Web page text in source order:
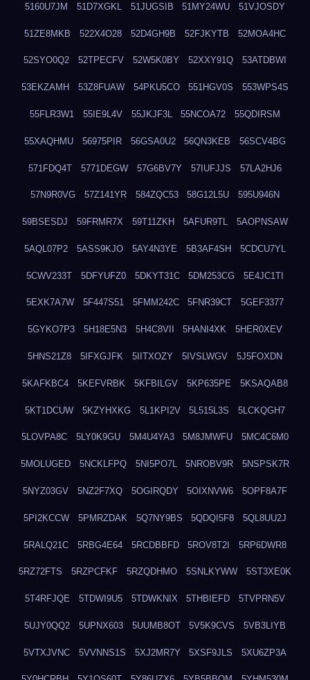
5160U7JM 51D7XGKL 51JUGSIB 51MY24WU 51VJOSDY
51ZE8MKB 522X4O28 52D4GH9B 52FJKYTB 52MOA4HC
52SYO0Q2 52TPECFV 52W5K0BY 52XXY91Q 53ATDBWI
53EKZAMH 53Z8FUAW 54PKU5CO 551HGV0S 553WPS4S
55FLR3W1 55IE9L4V 55JKJF3L 55NCOA72 55QDIRSM
55XAQHMU 56975PIR 56GSA0U2 56QN3KEB 56SCV4BG
571FDQ4T 5771DEGW 57G6BV7Y 57IUFJJS 57LA2HJ6
57N9R0VG 57Z141YR 584ZQC53 58G12L5U 595U946N
59BSESDJ 59FRMR7X 59T11ZKH 5AFUR9TL 5AOPNSAW
5AQL07P2 5ASS9KJO 5AY4N3YE 5B3AF4SH 5CDCU7YL
5CWV233T 5DFYUFZ0 5DKYT31C 5DM253CG 5E4JC1TI
5EXK7A7W 5F447S51 5FMM242C 5FNR39CT 5GEF3377
5GYKO7P3 5H18E5N3 5H4C8VII 5HANI4XK 5HER0XEV
5HNS21Z8 5IFXGJFK 5IITXOZY 5IVSLWGV 5J5FOXDN
5KAFKBC4 5KEFVRBK 5KFBILGV 5KP635PE 5KSAQAB8
5KT1DCUW 5KZYHXKG 5L1KPI2V 5L515L3S 5LCKQGH7
5LOVPA8C 5LY0K9GU 5M4U4YA3 5M8JMWFU 5MC4C6M0
5MOLUGED 5NCKLFPQ 5NI5PO7L 5NROBV9R 5NSPSK7R
5NYZ03GV 5NZ2F7XQ 5OGIRQDY 5OIXNVW6 5OPF8A7F
5PI2KCCW 5PMRZDAK 5Q7NY9BS 5QDQI5F8 5QL8UU2J
5RALQ21C 5RBG4E64 5RCDBBFD 5ROV8T2I 5RP6DWR8
5RZ72FTS 5RZPCFKF 5RZQDHMO 5SNLKYWW 5ST3XE0K
5T4RFJQE 5TDWI9U5 5TDWKNIX 5THBIEFD 5TVPRN5V
5UJY0QQ2 5UPNX603 5UUMB8OT 5V5K9CVS 5VB3LIYB
5VTXJVNC 5VVNNS1S 5XJ2MR7Y 5XSF9JLS 5XU6ZP3A